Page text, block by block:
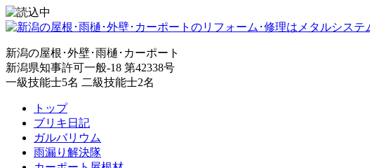
新潟の屋根･外壁･雨樋･カーポート
新潟県知事許可一般-18 第42338号
一級技能士5名 二級技能士2名
トップ
ブリキ日記
ガルバリウム
雨漏り解決隊